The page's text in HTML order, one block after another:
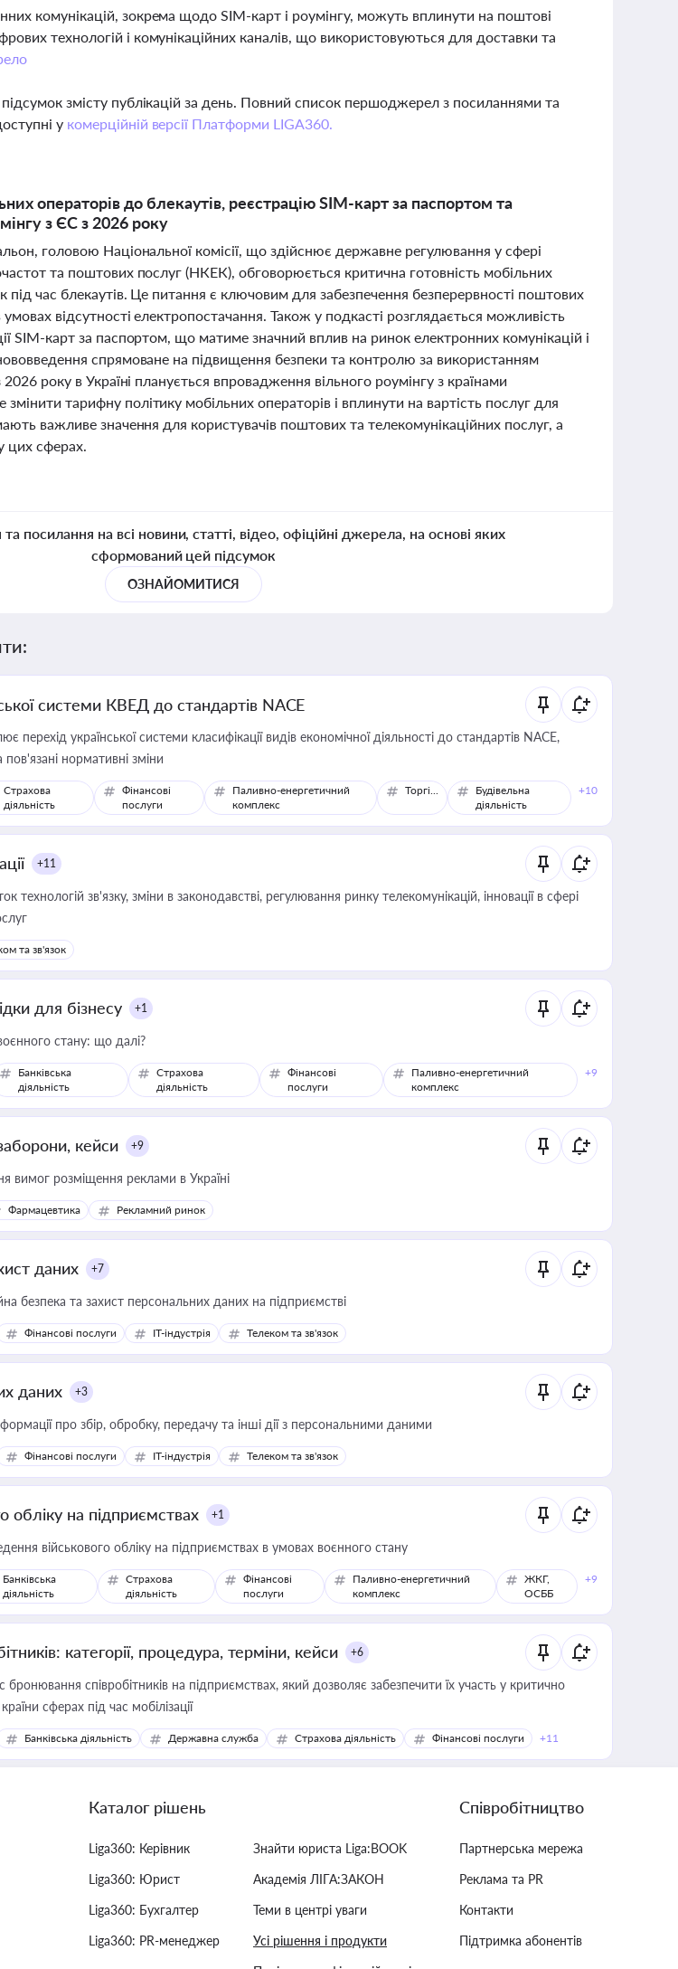
комунікацій, зокрема щодо SIM-карт і роумінгу, можуть вплинути на поштові
технологій і комунікаційних каналів, що використовуються для доставки та
змісту публікацій за день. Повний список першоджерел з посиланнями та
у комерційній версії Платформи LIGA360.
операторів до блекаутів, реєстрацію SIM-карт за паспортом та
з ЄС з 2026 року
головою Національної комісії, що здійснює державне регулювання у сфері
та поштових послуг (НКЕК), обговорюється критична готовність мобільних
під час блекаутів. Це питання є ключовим для забезпечення безперервності поштових
відсутності електропостачання. Також у подкасті розглядається можливість
SIM-карт за паспортом, що матиме значний вплив на ринок електронних комунікацій і
спрямоване на підвищення безпеки та контролю за використанням
року в Україні планується впровадження вільного роумінгу з країнами
тарифну політику мобільних операторів і вплинути на вартість послуг для
важливе значення для користувачів поштових та телекомунікаційних послуг, а
цих сферах.
посилання на всі новини, статті, відео, офіційні джерела, на основі яких
сформований цей підсумок
ОЗНАЙОМИТИСЯ
системи КВЕД до стандартів NACE
перехід української системи класифікації видів економічної діяльності до стандартів NACE,
нормативні зміни
Страхова
діяльність
Фінансові
послуги
Паливно-енергетичний
комплекс
Торгівля
Будівельна
діяльність
+10
+11
технологій зв'язку, зміни в законодавстві, регулювання ринку телекомунікацій, інновації в сфері
та зв'язок
для бізнесу +1
стану: що далі?
Банківська
діяльність
Страхова
діяльність
Фінансові
послуги
Паливно-енергетичний
комплекс
+9
кейси +9
вимог розміщення реклами в Україні
Фармацевтика Рекламний ринок
даних +7
безпека та захист персональних даних на підприємстві
Фінансові послуги IT-індустрія Телеком та зв'язок
даних +3
про збір, обробку, передачу та інші дії з персональними даними
Фінансові послуги IT-індустрія Телеком та зв'язок
обліку на підприємствах +1
військового обліку на підприємствах в умовах воєнного стану
Банківська
діяльність
Страхова
діяльність
Фінансові
послуги
Паливно-енергетичний
комплекс
ЖКГ,
ОСББ
+9
категорії, процедура, терміни, кейси +6
бронювання співробітників на підприємствах, який дозволяє забезпечити їх участь у критично
сферах під час мобілізації
Банківська діяльність Державна служба Страхова діяльність Фінансові послуги +11
Каталог рішень
Liga360: Керівник
Liga360: Юрист
Liga360: Бухгалтер
Liga360: PR-менеджер
Знайти юриста Liga:BOOK
Академія ЛІГА:ЗАКОН
Теми в центрі уваги
Усі рішення і продукти
Співробітництво
Партнерська мережа
Реклама та PR
Контакти
Підтримка абонентів